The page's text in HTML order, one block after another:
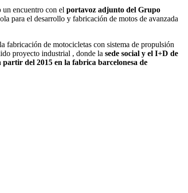
un encuentro con el portavoz adjunto del Grupo
para el desarrollo y fabricación de motos de avanzada
fabricación de motocicletas con sistema de propulsión
proyecto industrial , donde la sede social y el I+D de
del 2015 en la fabrica barcelonesa de